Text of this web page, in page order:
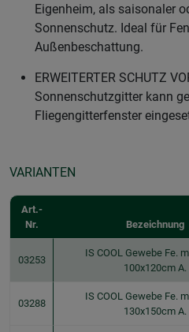
Eigenheim, als saisonaler
Sonnenschutz. Ideal für
Außenbeschattung.
ERWEITERTER SCHUTZ
Sonnenschutzgitter kann
Fliegengitterfenster
VARIANTEN
Art.-
Nr.
Bezeichnung
03253
IS COOL Gewebe Fe.
100x120cm A.
03288
IS COOL Gewebe Fe.
130x150cm A.